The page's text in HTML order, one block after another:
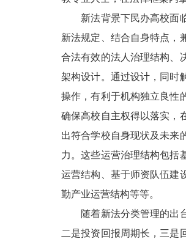
新法背景下民办高校面临
新法规定、结合自身特点，
合法有效的法人治理结构、
架构设计。通过设计，同时
操作，有利于机构独立良性
确保高校自主权得以落实，
出符合学校自身现状及未来
力。这些运营治理结构包括
运营结构、基于师资队伍建
勤产业运营结构等等。
随着新法分类管理的出台
二是投资回报周期长，三是